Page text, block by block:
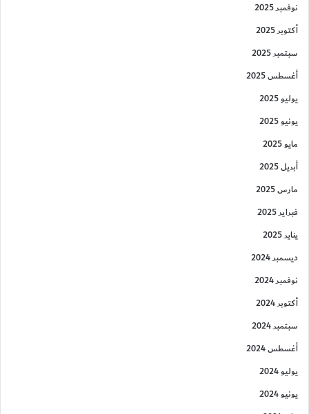
نوفمبر 2025
أكتوبر 2025
سبتمبر 2025
أغسطس 2025
يوليو 2025
يونيو 2025
مايو 2025
أبريل 2025
مارس 2025
فبراير 2025
يناير 2025
ديسمبر 2024
نوفمبر 2024
أكتوبر 2024
سبتمبر 2024
أغسطس 2024
يوليو 2024
يونيو 2024